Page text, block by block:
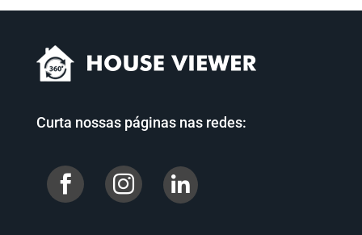
Curta nossas páginas nas redes:
 